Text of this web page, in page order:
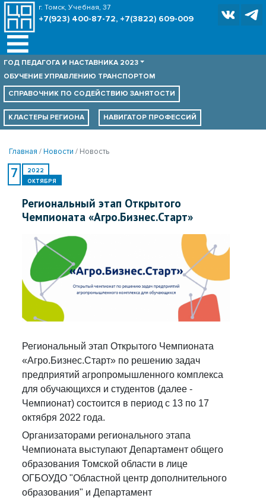
г. Томск, Учебная, 37
+7(923) 400-87-72, +7(3822) 609-009
ГОД ПЕДАГОГА И НАСТАВНИКА 2023
ОБУЧЕНИЕ УПРАВЛЕНИЮ ТРАНСПОРТОМ
СПРАВОЧНИК ПО СОДЕЙСТВИЮ ЗАНЯТОСТИ
КЛАСТЕРЫ РЕГИОНА НАВИГАТОР ПРОФЕССИЙ
Главная Новости Новость
7 2022
ОКТЯБРЯ
Региональный этап Открытого
Чемпионата «Агро.Бизнес.Старт»
Региональный этап Открытого Чемпионата
«Агро.Бизнес.Старт» по решению задач
предприятий агропромышленного комплекса
для обучающихся и студентов (далее -
Чемпионат) состоится в период с 13 по 17
октября 2022 года.
Организаторами регионального этапа
Чемпионата выступают Департамент общего
образования Томской области в лице
ОГБОУДО "Областной центр дополнительного
образования" и Департамент